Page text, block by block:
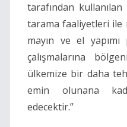
tarafından
tarama faaliyetleri ile
mayın ve el
çalışmalarına
ülkemize bir daha
emin olunana
edecektir.”